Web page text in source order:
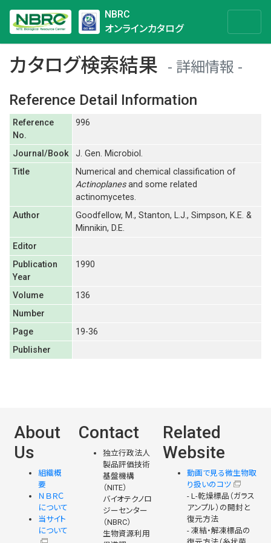
NBRC
オンラインカタログ
カタログ検索結果
詳細情報
Reference Detail Information
Reference
No.
996
Journal/Book
J. Gen. Microbiol.
Title
Numerical and chemical classification of
Actinoplanesand some related
actinomycetes.
Author
Goodfellow, M., Stanton, L.J., Simpson, K.E. &
Minnikin, D.E.
Editor
Publication
Year
1990
Volume
136
Number
Page
19-36
Publisher
About
Us
組織概
要
ＮＢＲＣ
について
当サイト
について
Contact
独立行政法人
製品評価技術
基盤機構
（NITE）
バイオテクノロ
ジーセンター
（NBRC）
生物資源利用
Related
Website
動画で見る微生物取
り扱いのコツ
- L-乾燥標品（ガラス
アンプル）の開封と
復元方法
- 凍結・解凍標品の